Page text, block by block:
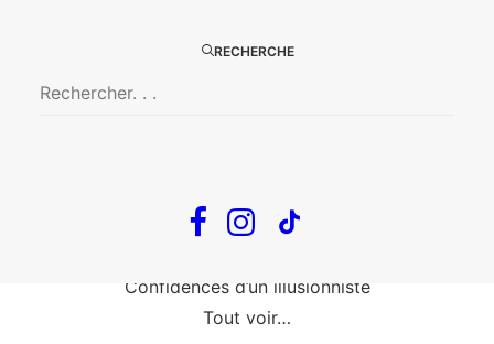
RECHERCHE
Fin, fin et fin
The Loop
Confidences d’un illusionniste
Tout voir…